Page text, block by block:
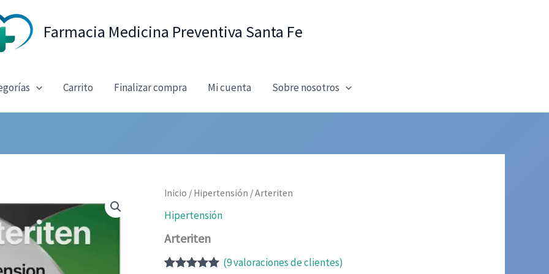
Farmacia Medicina Preventiva Santa Fe
Carrito Finalizar compra Mi cuenta Sobre nosotros
Inicio / Hipertensión / Arteriten
Hipertensión
Arteriten
(9valoraciones de clientes)